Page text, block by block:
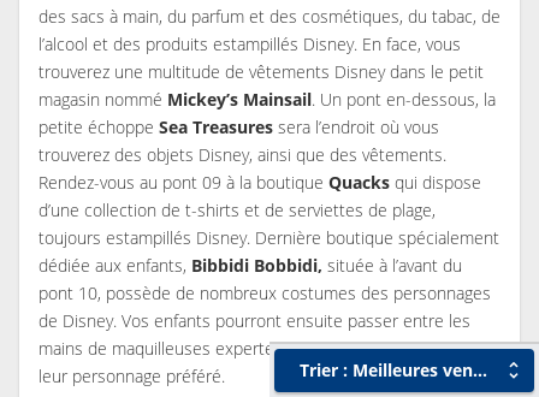
Trier : Meilleures ventes
des sacs à main, du parfum et des cosmétiques, du tabac, de
l’alcool et des produits estampillés Disney. En face, vous
trouverez une multitude de vêtements Disney dans le petit
magasin nommé Mickey’s Mainsail. Un pont en-dessous, la
petite échoppe Sea Treasures sera l’endroit où vous
trouverez des objets Disney, ainsi que des vêtements.
Rendez-vous au pont 09 à la boutique Quacks qui dispose
d’une collection de t-shirts et de serviettes de plage,
toujours estampillés Disney. Dernière boutique spécialement
dédiée aux enfants, Bibbidi Bobbidi, située à l’avant du
pont 10, possède de nombreux costumes des personnages
de Disney. Vos enfants pourront ensuite passer entre les
mains de maquilleuses expertes afin de devenir pleinement
leur personnage préféré.